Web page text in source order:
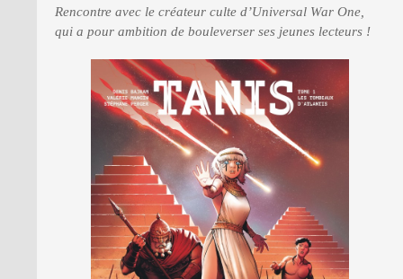
Rencontre avec le créateur culte d’Universal War One,
qui a pour ambition de bouleverser ses jeunes lecteurs !